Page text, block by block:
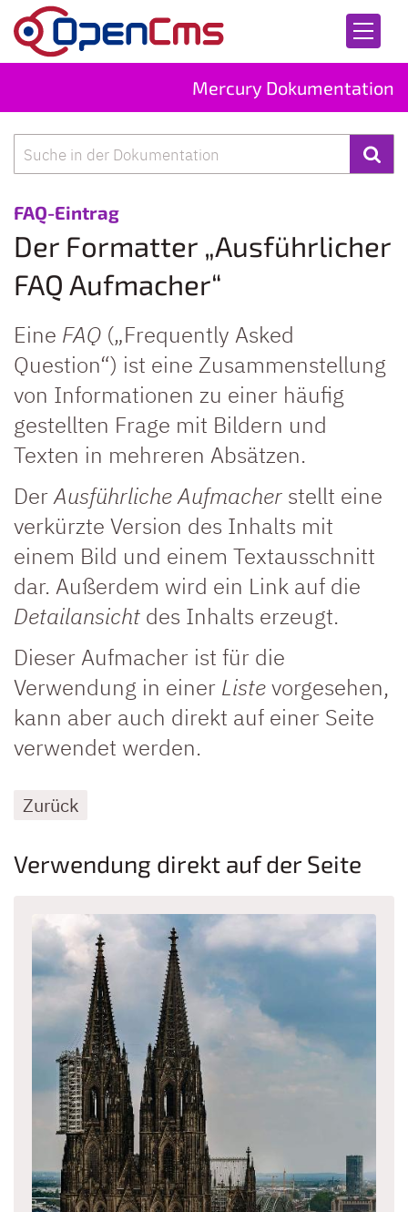
Zum Inhalt springen
Mercury Dokumentation
FAQ-Eintrag:
Der Formatter „Ausführlicher
FAQ Aufmacher“
Eine FAQ („Frequently Asked
Question“) ist eine Zusammenstellung
von Informationen zu einer häufig
gestellten Frage mit Bildern und
Texten in mehreren Absätzen.
DerAusführliche Aufmacher stellt eine
verkürzte Version des Inhalts mit
einem Bild und einem Textausschnitt
dar. Außerdem wird ein Link auf die
Detailansicht des Inhalts erzeugt.
Dieser Aufmacher ist für die
Verwendung in einer Listevorgesehen,
kann aber auch direkt auf einer Seite
verwendet werden.
Zurück
Verwendung direkt auf der Seite
Suche